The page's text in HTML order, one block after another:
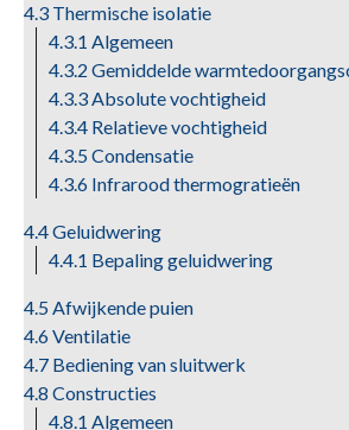
4.3 Thermische isolatie
4.3.1 Algemeen
4.3.2 Gemiddelde
4.3.3 Absolute vochtigheid
4.3.4 Relatieve vochtigheid
4.3.5 Condensatie
4.3.6 Infrarood thermogratieën
4.4 Geluidwering
4.4.1 Bepaling geluidwering
4.5 Afwijkende puien
4.6 Ventilatie
4.7 Bediening van sluitwerk
4.8 Constructies
4.8.1 Algemeen